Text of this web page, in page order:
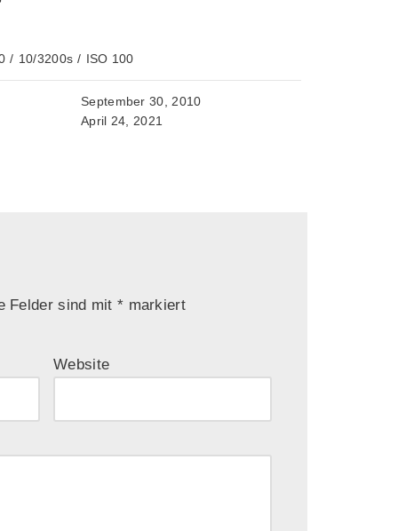
/ 10/3200s / ISO 100
September 30, 2010
April 24, 2021
Felder sind mit * markiert
Website